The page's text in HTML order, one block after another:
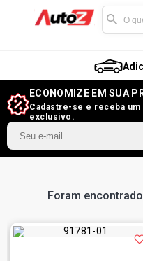
ECONOMIZE EM SUA
Cadastre-se e receba
exclusivo.
Foram